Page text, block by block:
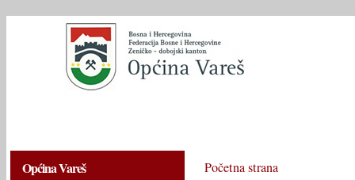
Općina Vareš Početna strana